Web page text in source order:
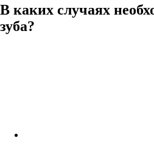
В каких случаях
зуба?